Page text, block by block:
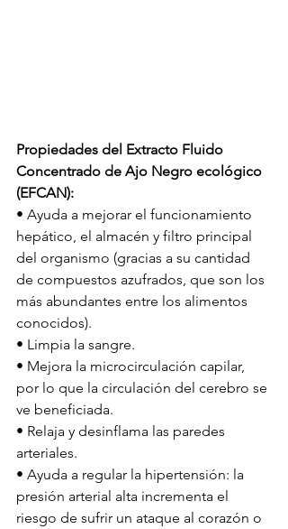
Propiedades del Extracto Fluido
Concentrado de Ajo Negro ecológico
(EFCAN):
• Ayuda a mejorar el funcionamiento
hepático, el almacén y filtro principal
del organismo (gracias a su cantidad
de compuestos azufrados, que son los
más abundantes entre los alimentos
conocidos).
• Limpia la sangre.
• Mejora la microcirculación capilar,
por lo que la circulación del cerebro se
ve beneficiada.
• Relaja y desinflama las paredes
arteriales.
• Ayuda a regular la hipertensión: la
presión arterial alta incrementa el
riesgo de sufrir un ataque al corazón o